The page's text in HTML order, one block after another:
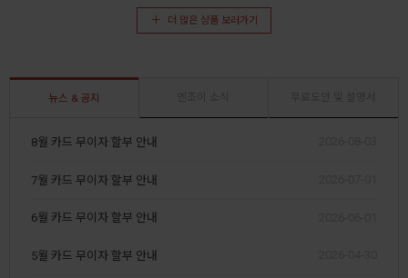
더 많은 상품 보러가기
뉴스 & 공지
8월 카드 무이자 할부 안내
7월 카드 무이자 할부 안내
6월 카드 무이자 할부 안내
5월 카드 무이자 할부 안내